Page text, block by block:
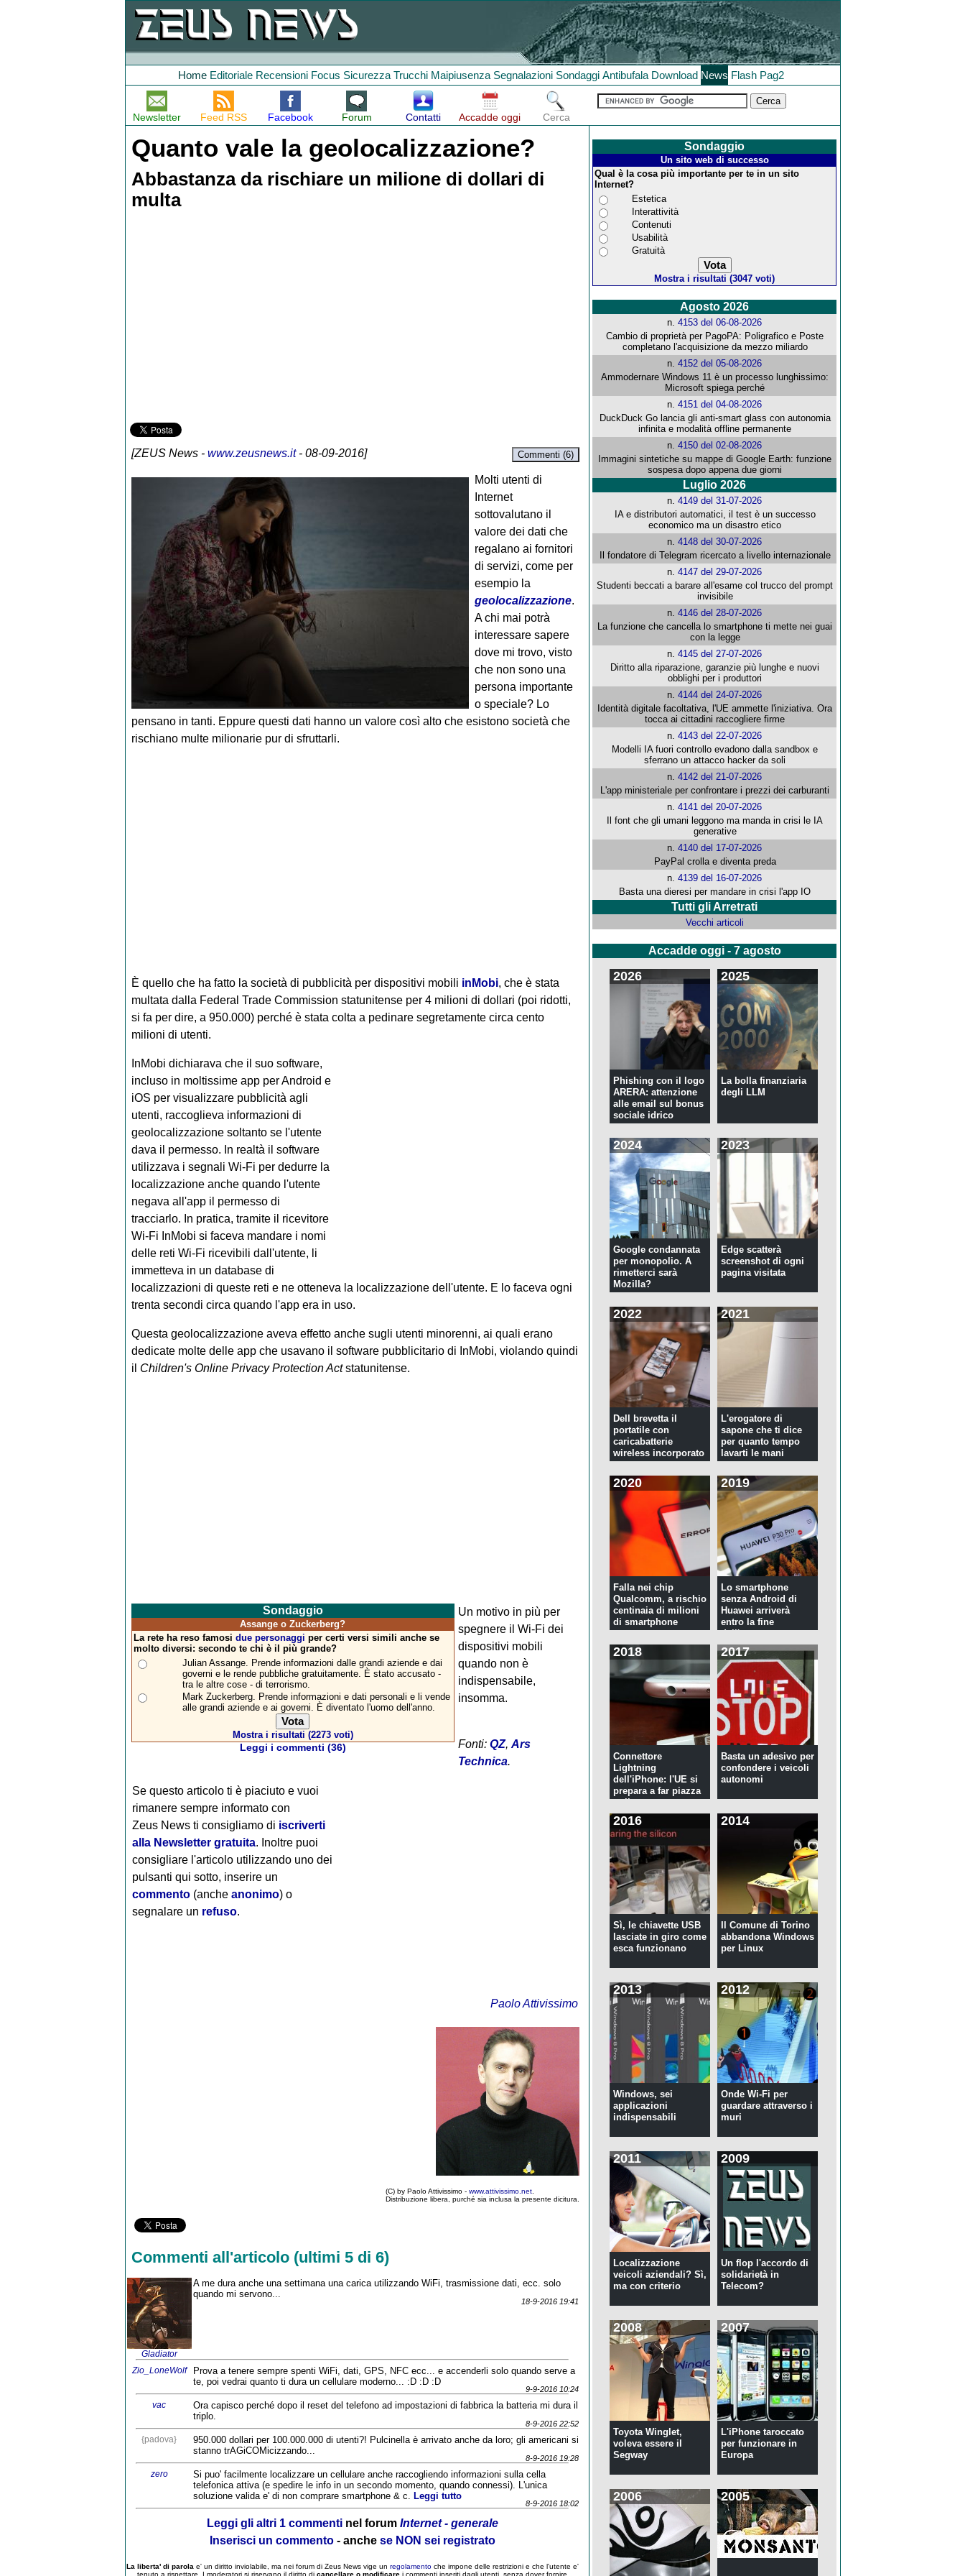
Home Editoriale Recensioni Focus Sicurezza Trucchi Maipiusenza Segnalazioni Sondaggi Antibufala Download News Flash Pag2
Newsletter Feed RSS Facebook Forum Contatti Accadde oggi Cerca
Quanto vale la geolocalizzazione?
Abbastanza da rischiare un milione di dollari di
multa
[ZEUS News- www.zeusnews.it- 08-09-2016] Commenti (6)
Molti utenti di
Internet
sottovalutano il
valore dei dati che
regalano ai fornitori
di servizi, come per
esempio la
geolocalizzazione.
A chi mai potrà
interessare sapere
dove mi trovo, visto
che non sono una
persona importante
o speciale? Lo
pensano in tanti. Eppure questi dati hanno un valore così alto che esistono società che
rischiano multe milionarie pur di sfruttarli.
È quello che ha fatto la società di pubblicità per dispositivi mobili inMobi, che è stata
multata dalla Federal Trade Commission statunitense per 4 milioni di dollari (poi ridotti,
si fa per dire, a 950.000) perché è stata colta a pedinare segretamente circa cento
milioni di utenti.
InMobi dichiarava che il suo software,
incluso in moltissime app per Android e
iOS per visualizzare pubblicità agli
utenti, raccoglieva informazioni di
geolocalizzazione soltanto se l'utente
dava il permesso. In realtà il software
utilizzava i segnali Wi-Fi per dedurre la
localizzazione anche quando l'utente
negava all'app il permesso di
tracciarlo. In pratica, tramite il ricevitore
Wi-Fi InMobi si faceva mandare i nomi
delle reti Wi-Fi ricevibili dall'utente, li
immetteva in un database di
localizzazioni di queste reti e ne otteneva la localizzazione dell'utente. E lo faceva ogni
trenta secondi circa quando l'app era in uso.
Questa geolocalizzazione aveva effetto anche sugli utenti minorenni, ai quali erano
dedicate molte delle app che usavano il software pubblicitario di InMobi, violando quindi
il Children's Online Privacy Protection Actstatunitense.
Sondaggio
Assange o Zuckerberg?
La rete ha reso famosi due personaggi per certi versi simili anche se
molto diversi: secondo te chi è il più grande?
Julian Assange. Prende informazioni dalle grandi aziende e dai
governi e le rende pubbliche gratuitamente. È stato accusato -
tra le altre cose - di terrorismo.
Mark Zuckerberg. Prende informazioni e dati personali e li vende
alle grandi aziende e ai governi. È diventato l'uomo dell'anno.
Mostra i risultati (2273 voti)
Leggi i commenti (36)
Un motivo in più per
spegnere il Wi-Fi dei
dispositivi mobili
quando non è
indispensabile,
insomma.
Fonti: QZ, Ars
Technica.
Se questo articolo ti è piaciuto e vuoi
rimanere sempre informato con
Zeus News ti consigliamo di iscriverti
alla Newsletter gratuita. Inoltre puoi
consigliare l'articolo utilizzando uno dei
pulsanti qui sotto, inserire un
commento(anche anonimo) o
segnalare un refuso.
Paolo Attivissimo
(C) by Paolo Attivissimo - www.attivissimo.net.
Distribuzione libera, purché sia inclusa la presente dicitura.
Commenti all'articolo (ultimi 5 di 6)
Gladiator
A me dura anche una settimana una carica utilizzando WiFi, trasmissione dati, ecc. solo
quando mi servono...
18-9-2016 19:41
Zio_LoneWolf
Prova a tenere sempre spenti WiFi, dati, GPS, NFC ecc... e accenderli solo quando serve a
te, poi vedrai quanto ti dura un cellulare moderno... :D :D :D
9-9-2016 10:24
vac
Ora capisco perché dopo il reset del telefono ad impostazioni di fabbrica la batteria mi dura il
triplo.
8-9-2016 22:52
{padova}
950.000 dollari per 100.000.000 di utenti?! Pulcinella è arrivato anche da loro; gli americani si
stanno trAGiCOMicizzando...
8-9-2016 19:28
zero
Si puo' facilmente localizzare un cellulare anche raccogliendo informazioni sulla cella
telefonica attiva (e spedire le info in un secondo momento, quando connessi). L'unica
soluzione valida e' di non comprare smartphone & c.Leggi tutto
8-9-2016 18:02
Leggi gli altri 1 commentinel forum Internet - generale
Inserisci un commento- anche se NON sei registrato
La liberta' di parola e' un diritto inviolabile, ma nei forum di Zeus News vige un regolamentoche impone delle restrizioni e che l'utente e'
tenuto a rispettare. I moderatori si riservano il diritto di cancellare o modificare i commenti inseriti dagli utenti, senza dover fornire
Sondaggio
Un sito web di successo
Qual è la cosa più importante per te in un sito
Internet?
Estetica
Interattività
Contenuti
Usabilità
Gratuità
Mostra i risultati (3047 voti)
Agosto 2026
n.4153 del 06-08-2026
Cambio di proprietà per PagoPA: Poligrafico e Poste
completano l'acquisizione da mezzo miliardo
n.4152 del 05-08-2026
Ammodernare Windows 11 è un processo lunghissimo:
Microsoft spiega perché
n.4151 del 04-08-2026
DuckDuck Go lancia gli anti-smart glass con autonomia
infinita e modalità offline permanente
n.4150 del 02-08-2026
Immagini sintetiche su mappe di Google Earth: funzione
sospesa dopo appena due giorni
Luglio 2026
n.4149 del 31-07-2026
IA e distributori automatici, il test è un successo
economico ma un disastro etico
n.4148 del 30-07-2026
Il fondatore di Telegram ricercato a livello internazionale
n.4147 del 29-07-2026
Studenti beccati a barare all'esame col trucco del prompt
invisibile
n.4146 del 28-07-2026
La funzione che cancella lo smartphone ti mette nei guai
con la legge
n.4145 del 27-07-2026
Diritto alla riparazione, garanzie più lunghe e nuovi
obblighi per i produttori
n.4144 del 24-07-2026
Identità digitale facoltativa, l'UE ammette l'iniziativa. Ora
tocca ai cittadini raccogliere firme
n.4143 del 22-07-2026
Modelli IA fuori controllo evadono dalla sandbox e
sferrano un attacco hacker da soli
n.4142 del 21-07-2026
L'app ministeriale per confrontare i prezzi dei carburanti
n.4141 del 20-07-2026
Il font che gli umani leggono ma manda in crisi le IA
generative
n.4140 del 17-07-2026
PayPal crolla e diventa preda
n.4139 del 16-07-2026
Basta una dieresi per mandare in crisi l'app IO
Tutti gli Arretrati
Vecchi articoli
Accadde oggi - 7 agosto
2026
Phishing con il logo
ARERA: attenzione
alle email sul bonus
sociale idrico
2025
La bolla finanziaria
degli LLM
2024
Google condannata
per monopolio. A
rimetterci sarà
Mozilla?
2023
Edge scatterà
screenshot di ogni
pagina visitata
2022
Dell brevetta il
portatile con
caricabatterie
wireless incorporato
2021
L'erogatore di
sapone che ti dice
per quanto tempo
lavarti le mani
2020
Falla nei chip
Qualcomm, a rischio
centinaia di milioni
di smartphone
2019
Lo smartphone
senza Android di
Huawei arriverà
entro la fine
dell'anno
2018
Connettore
Lightning
dell'iPhone: l'UE si
prepara a far piazza
pulita
2017
Basta un adesivo per
confondere i veicoli
autonomi
2016
Sì, le chiavette USB
lasciate in giro come
esca funzionano
2014
Il Comune di Torino
abbandona Windows
per Linux
2013
Windows, sei
applicazioni
indispensabili
2012
Onde Wi-Fi per
guardare attraverso i
muri
2011
Localizzazione
veicoli aziendali? Sì,
ma con criterio
2009
Un flop l'accordo di
solidarietà in
Telecom?
2008
Toyota Winglet,
voleva essere il
Segway
2007
L'iPhone taroccato
per funzionare in
Europa
2006 2005